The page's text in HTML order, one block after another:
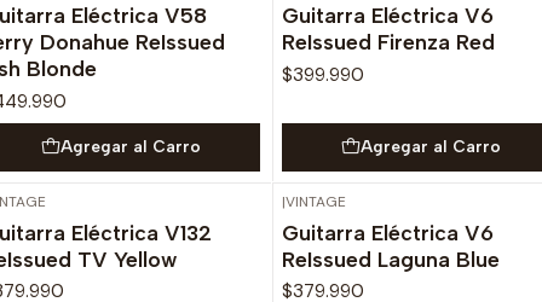
Eléctrica V58
Donahue ReIssued
Blonde
Agregar al Carro
Guitarra Eléctrica V6
ReIssued Firenza Red
$399.990
Agregar al Carro
Eléctrica V132
TV Yellow
|VINTAGE
Guitarra Eléctrica V6
ReIssued Laguna Blue
$379.990